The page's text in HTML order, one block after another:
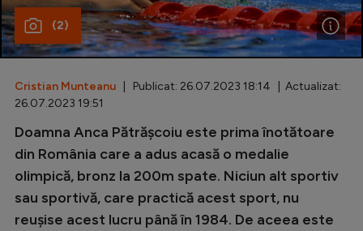
Inedit
Clasamente
Champions League
Europa League
Conference League
CM 2026
(2)
Cristian Munteanu | Publicat: 26.07.2023 18:14 | Actualizat:
26.07.2023 19:51
Doamna Anca Pătrășcoiu este prima înotătoare
din România care a adus acasă o medalie
olimpică, bronz la 200m spate. Niciun alt sportiv
sau sportivă, care practică acest sport, nu
reușise acest lucru până în 1984. De aceea este